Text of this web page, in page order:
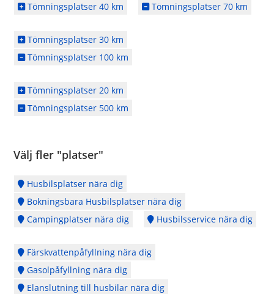
Tömningsplatser 40 km Tömningsplatser 70 km
Tömningsplatser 30 km
Tömningsplatser 100 km
Tömningsplatser 20 km
Tömningsplatser 500 km
Välj fler "platser"
Husbilsplatser nära dig
Bokningsbara Husbilsplatser nära dig
Campingplatser nära dig
Husbilsservice nära dig
Färskvattenpåfyllning nära dig
Gasolpåfyllning nära dig
Elanslutning till husbilar nära dig